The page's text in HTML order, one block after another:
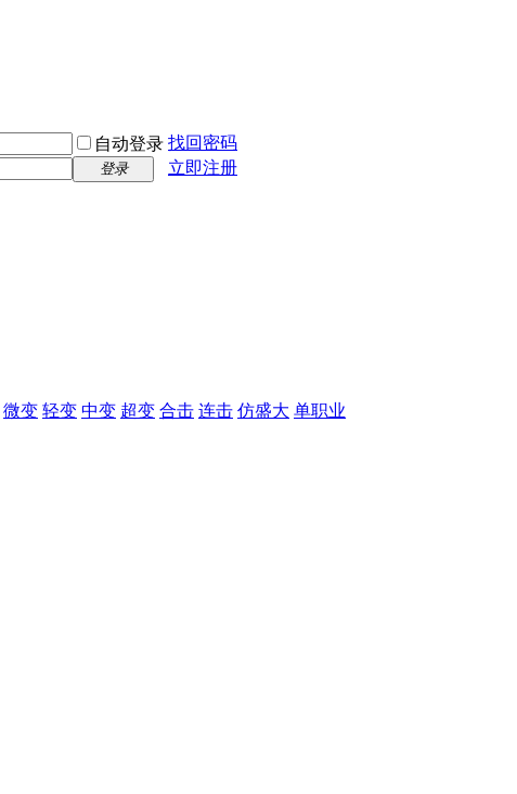
自动登录 找回密码
登录
立即注册
微变 轻变 中变 超变 合击 连击 仿盛大 单职业